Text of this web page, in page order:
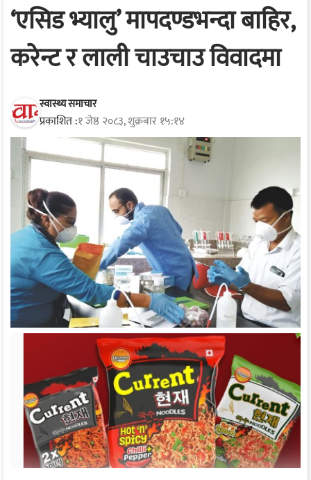
‘एसिड भ्यालु’ मापदण्डभन्दा बाहिर,
करेन्ट र लाली चाउचाउ विवादमा
स्वास्थ्य समाचार
प्रकाशित :१ जेष्ठ २०८३, शुक्रबार १५:१४